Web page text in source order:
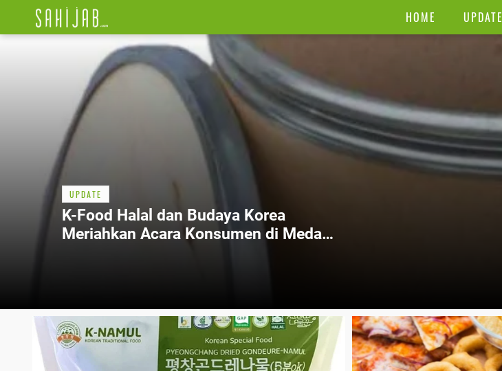
HOME UPDATE
UPDATE
K-Food Halal dan Budaya Korea
Meriahkan Acara Konsumen di Medan